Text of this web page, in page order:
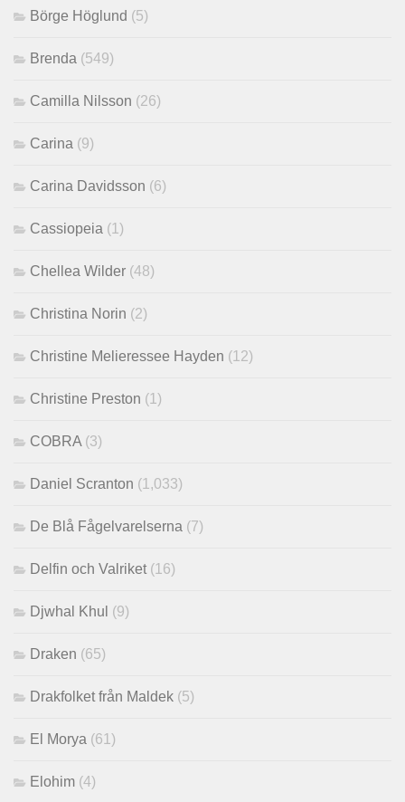
Börge Höglund (5)
Brenda (549)
Camilla Nilsson (26)
Carina (9)
Carina Davidsson (6)
Cassiopeia (1)
Chellea Wilder (48)
Christina Norin (2)
Christine Melieressee Hayden (12)
Christine Preston (1)
COBRA (3)
Daniel Scranton (1,033)
De Blå Fågelvarelserna (7)
Delfin och Valriket (16)
Djwhal Khul (9)
Draken (65)
Drakfolket från Maldek (5)
El Morya (61)
Elohim (4)